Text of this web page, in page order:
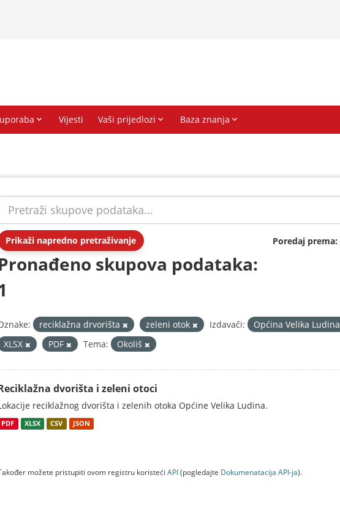
Prikaži napredno pretraživanje Poredaj prema
skupova podataka:
reciklažna drvorišta zeleni otok Izdavači: Općina Velika Ludina
XLSX
PDF Tema: Okoliš
dvorišta i zeleni otoci
reciklažnog dvorišta i zelenih otoka Općine Velika Ludina.
PDF XLSX CSV JSON
možete pristupiti ovom registru koristeći API(pogledajte Dokumenаtаcijа API-jа).